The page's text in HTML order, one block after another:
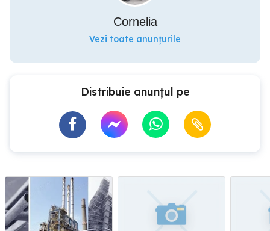
Cornelia
Vezi toate anunțurile
Distribuie anunțul pe